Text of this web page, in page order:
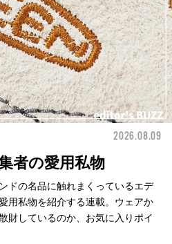
2026.08.09
者の愛用私物
ドの名品に触れまくっているエデ
用私物を紹介する連載。ウェアか
財しているのか、お気に入りポイ